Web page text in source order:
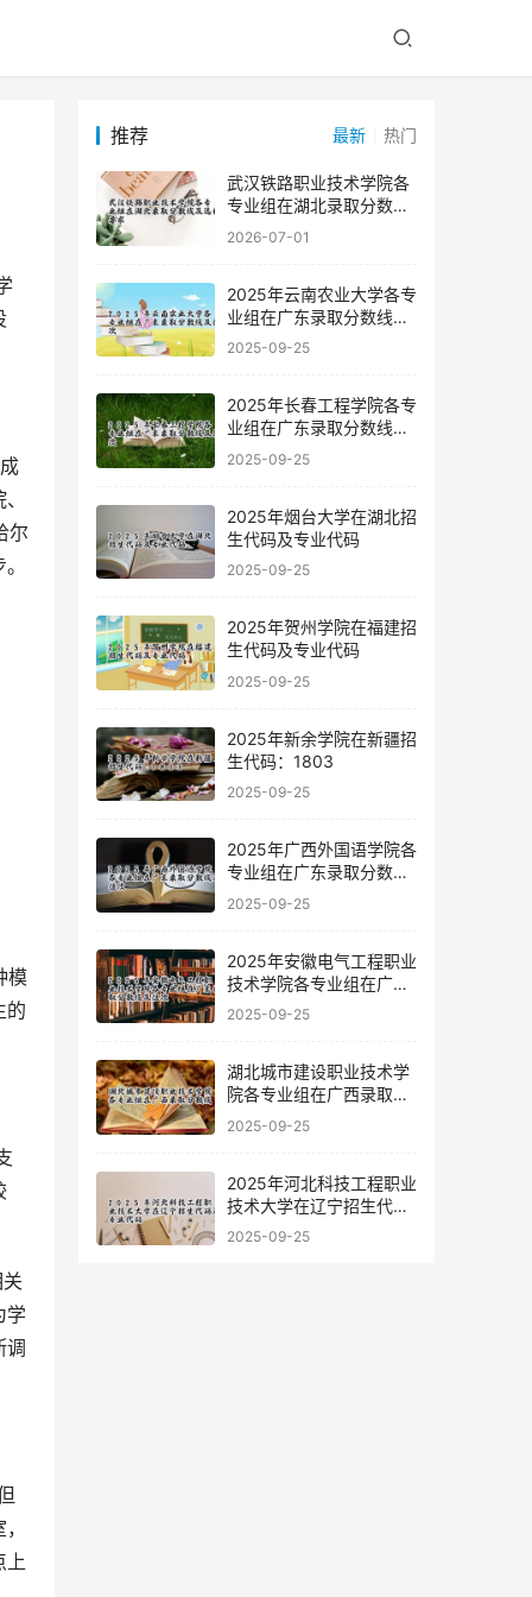
尔
的
学
调
上
推荐 最新 热门
武汉铁路职业技术学院各
专业组在湖北录取分数线
及选科要求
2026-07-01
2025年云南农业大学各专
业组在广东录取分数线及
位次
2025-09-25
2025年长春工程学院各专
业组在广东录取分数线及
位次
2025-09-25
2025年烟台大学在湖北招
生代码及专业代码
2025-09-25
2025年贺州学院在福建招
生代码及专业代码
2025-09-25
2025年新余学院在新疆招
生代码：1803
2025-09-25
2025年广西外国语学院各
专业组在广东录取分数线
及位次
2025-09-25
2025年安徽电气工程职业
技术学院各专业组在广东
录取分数线及位次
2025-09-25
湖北城市建设职业技术学
院各专业组在广西录取分
数线
2025-09-25
2025年河北科技工程职业
技术大学在辽宁招生代码
及专业代码
2025-09-25